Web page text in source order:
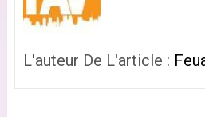
L'auteur De L'article :